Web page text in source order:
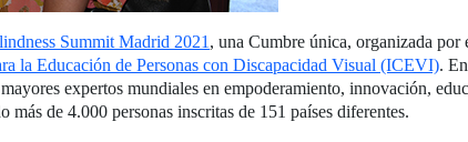
Summit Madrid 2021 , una Cumbre única, organizada por
la Educación de Personas con Discapacidad Visual (ICEVI).
expertos mundiales en empoderamiento, innovación,
de 4.000 personas inscritas de 151 países diferentes.